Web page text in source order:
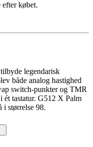
købet.
legendarisk
både analog hastighed
switch-punkter og TMR
ét tastatur. G512 X Palm
i størrelse 98.